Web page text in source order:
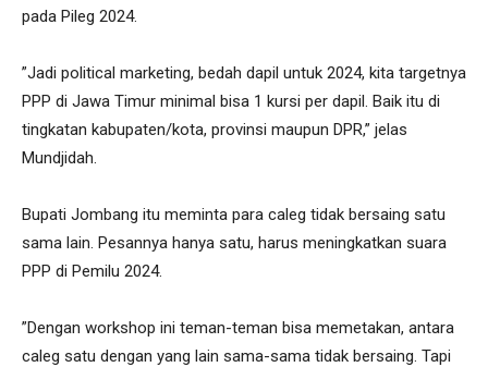
pada Pileg 2024.
”Jadi political marketing, bedah dapil untuk 2024, kita targetnya
PPP di Jawa Timur minimal bisa 1 kursi per dapil. Baik itu di
tingkatan kabupaten/kota, provinsi maupun DPR,” jelas
Mundjidah.
Bupati Jombang itu meminta para caleg tidak bersaing satu
sama lain. Pesannya hanya satu, harus meningkatkan suara
PPP di Pemilu 2024.
”Dengan workshop ini teman-teman bisa memetakan, antara
caleg satu dengan yang lain sama-sama tidak bersaing. Tapi